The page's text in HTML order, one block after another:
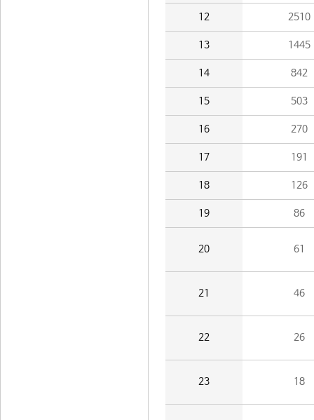
12 2510
13 1445
14 842
15 503
16 270
17 191
18 126
19 86
20 61
21 46
22 26
23 18